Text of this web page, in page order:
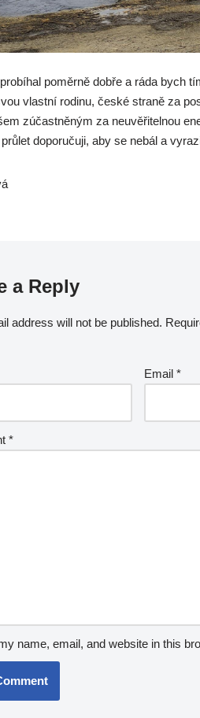
poměrně dobře a ráda bych
vlastní rodinu, české straně za
zúčastněným za neuvěřitelnou
doporučuji, aby se nebál a
a Reply
address will not be published.
Email *
*
name, email, and website in this